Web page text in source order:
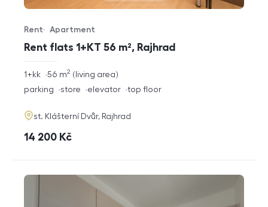
Rent flats 1+KT 56 m², Rajhrad
Offer type
Rent
Property type
Apartment
rozměry
disposition
1+kk living area
56 m2
funkce
parking store elevator top floor
adresa
st. Klášterní Dvůr, Rajhrad
cena
14 200 Kč